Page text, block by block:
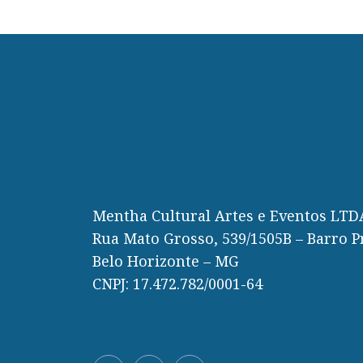
Mentha Cultural Artes e Eventos
Rua Mato Grosso, 539/1505B – Barro
Belo Horizonte – MG
CNPJ: 17.472.782/0001-64